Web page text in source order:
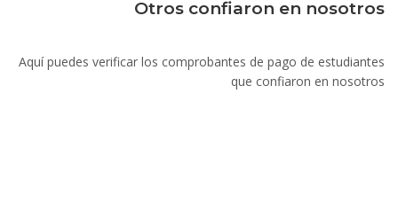
Otros confiaron en nosotros
Aquí puedes verificar los comprobantes de pago de estudiantes
que confiaron en nosotros